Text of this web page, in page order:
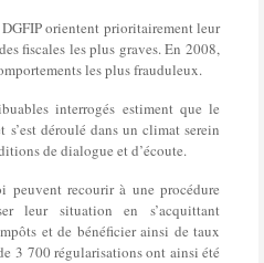
orientent prioritairement leur
fiscales les plus graves. En 2008,
les plus frauduleux.
interrogés estiment que le
déroulé dans un climat serein
de dialogue et d’écoute.
peuvent recourir à une procédure
leur situation en s’acquittant
et de bénéficier ainsi de taux
3 700 régularisations ont ainsi été